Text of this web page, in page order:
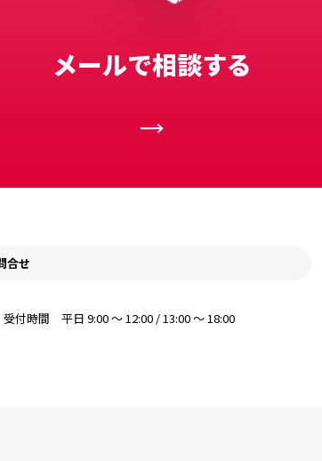
メールで相談する
合せ
受付時間 平日 9:00 〜 12:00 / 13:00 〜 18:00